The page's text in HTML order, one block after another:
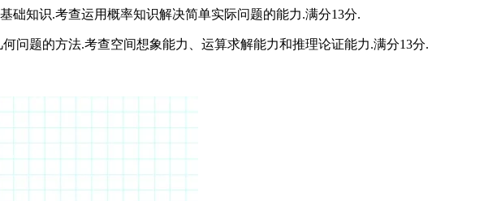
础知识.考查运用概率知识解决简单实际问题的能力.满分13分.
问题的方法.考查空间想象能力、运算求解能力和推理论证能力.满分13分.